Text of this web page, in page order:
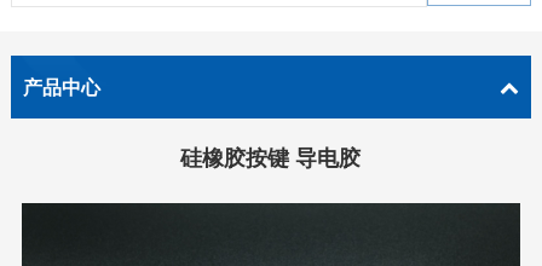
产品中心
硅橡胶按键 导电胶